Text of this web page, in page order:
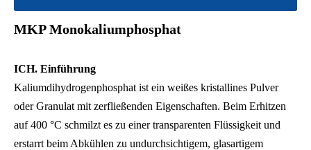
MKP Monokaliumphosphat
ICH. Einführung
Kaliumdihydrogenphosphat ist ein weißes kristallines Pulver
oder Granulat mit zerfließenden Eigenschaften. Beim Erhitzen
auf 400 °C schmilzt es zu einer transparenten Flüssigkeit und
erstarrt beim Abkühlen zu undurchsichtigem, glasartigem